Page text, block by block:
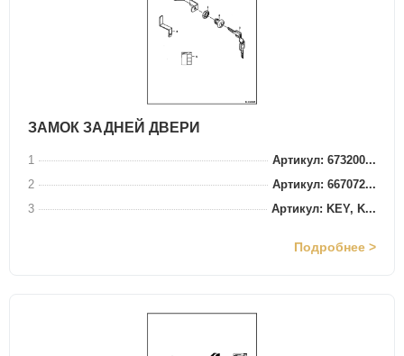
ЗАМОК ЗАДНЕЙ ДВЕРИ
1
Артикул: 673200...
2
Артикул: 667072...
3
Артикул: KEY, K...
Подробнее >